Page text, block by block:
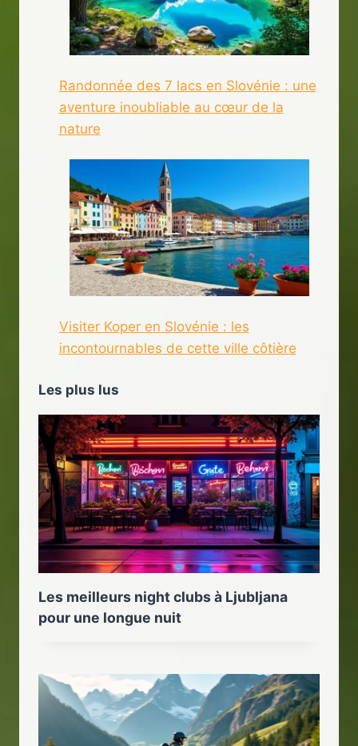
Randonnée des 7 lacs en Slovénie : une
aventure inoubliable au cœur de la
nature
Visiter Koper en Slovénie : les
incontournables de cette ville côtière
Les plus lus
Les meilleurs night clubs à Ljubljana
pour une longue nuit